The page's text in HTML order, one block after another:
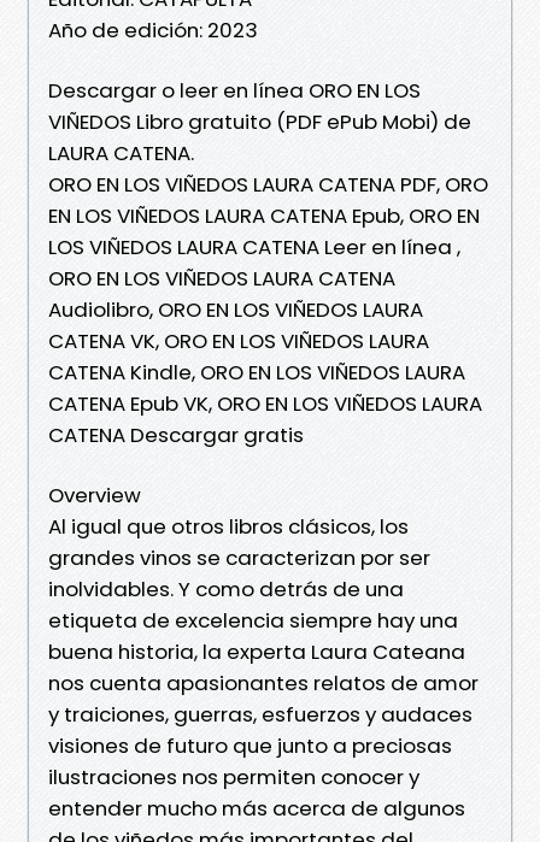
Año de edición: 2023
Descargar o leer en línea ORO EN LOS
VIÑEDOS Libro gratuito (PDF ePub Mobi) de
LAURA CATENA.
ORO EN LOS VIÑEDOS LAURA CATENA PDF, ORO
EN LOS VIÑEDOS LAURA CATENA Epub, ORO EN
LOS VIÑEDOS LAURA CATENA Leer en línea ,
ORO EN LOS VIÑEDOS LAURA CATENA
Audiolibro, ORO EN LOS VIÑEDOS LAURA
CATENA VK, ORO EN LOS VIÑEDOS LAURA
CATENA Kindle, ORO EN LOS VIÑEDOS LAURA
CATENA Epub VK, ORO EN LOS VIÑEDOS LAURA
CATENA Descargar gratis
Overview
Al igual que otros libros clásicos, los
grandes vinos se caracterizan por ser
inolvidables. Y como detrás de una
etiqueta de excelencia siempre hay una
buena historia, la experta Laura Cateana
nos cuenta apasionantes relatos de amor
y traiciones, guerras, esfuerzos y audaces
visiones de futuro que junto a preciosas
ilustraciones nos permiten conocer y
entender mucho más acerca de algunos